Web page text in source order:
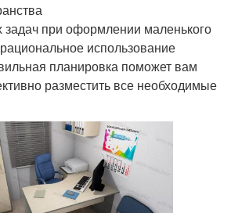
при оформлении маленького
использование
планировка поможет вам
разместить все необходимые